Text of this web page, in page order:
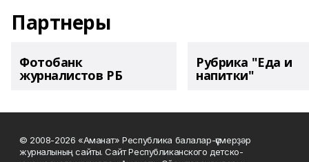
Партнеры
Фотобанк
журналистов РБ
Рубрика "Еда и
напитки"
© 2008-2026 «Аманат» Республика балалар-үҫмерҙәр
журналының сайты. Сайт Республиканского детско-